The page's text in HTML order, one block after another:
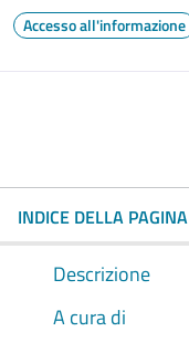
Accesso all'informazione
INDICE DELLA PAGINA
Descrizione
A cura di